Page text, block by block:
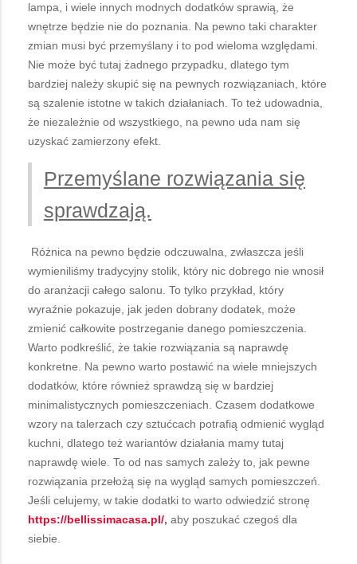
lampa, i wiele innych modnych dodatków sprawią, że
wnętrze będzie nie do poznania. Na pewno taki charakter
zmian musi być przemyślany i to pod wieloma względami.
Nie może być tutaj żadnego przypadku, dlatego tym
bardziej należy skupić się na pewnych rozwiązaniach, które
są szalenie istotne w takich działaniach. To też udowadnia,
że niezależnie od wszystkiego, na pewno uda nam się
uzyskać zamierzony efekt.
Przemyślane rozwiązania się
sprawdzają.
Różnica na pewno będzie odczuwalna, zwłaszcza jeśli
wymieniliśmy tradycyjny stolik, który nic dobrego nie wnosił
do aranżacji całego salonu. To tylko przykład, który
wyraźnie pokazuje, jak jeden dobrany dodatek, może
zmienić całkowite postrzeganie danego pomieszczenia.
Warto podkreślić, że takie rozwiązania są naprawdę
konkretne. Na pewno warto postawić na wiele mniejszych
dodatków, które również sprawdzą się w bardziej
minimalistycznych pomieszczeniach. Czasem dodatkowe
wzory na talerzach czy sztućcach potrafią odmienić wygląd
kuchni, dlatego też wariantów działania mamy tutaj
naprawdę wiele. To od nas samych zależy to, jak pewne
rozwiązania przełożą się na wygląd samych pomieszczeń.
Jeśli celujemy, w takie dodatki to warto odwiedzić stronę
https://bellissimacasa.pl/, aby poszukać czegoś dla
siebie.